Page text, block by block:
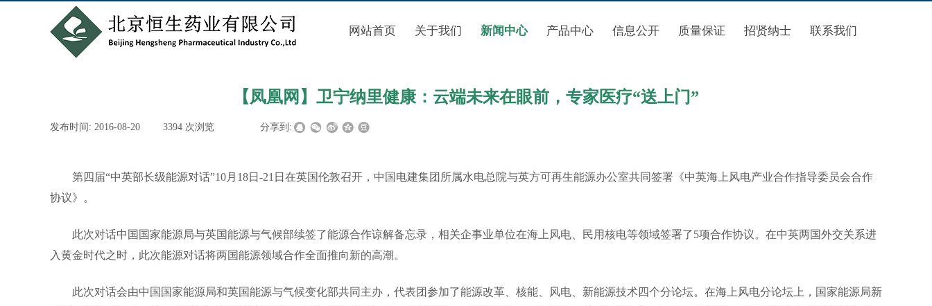
网站首页 关于我们 新闻中心 产品中心 信息公开 质量保证 招贤纳士 联系我们
【凤凰网】卫宁纳里健康：云端未来在眼前，专家医疗“送上门”
发布时间: 2016-08-20 3394 次浏览 分享到:
第四届“中英部长级能源对话”10月18日-21日在英国伦敦召开，中国电建集团所属水电总院与英方可再生能源办公室共同签署《中英海上风电产业合作指导委员会合作
协议》。
此次对话中国国家能源局与英国能源与气候部续签了能源合作谅解备忘录，相关企事业单位在海上风电、民用核电等领域签署了5项合作协议。在中英两国外交关系进
入黄金时代之时，此次能源对话将两国能源领域合作全面推向新的高潮。
此次对话会由中国国家能源局和英国能源与气候变化部共同主办，代表团参加了能源改革、核能、风电、新能源技术四个分论坛。在海上风电分论坛上，国家能源局新